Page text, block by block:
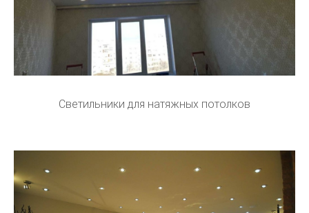
Светильники для натяжных потолков